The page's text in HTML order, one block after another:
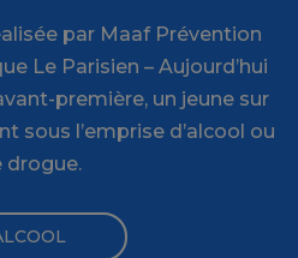
par Maaf Prévention
Le Parisien – Aujourd’hui
première, un jeune sur
sous l’emprise d’alcool ou
drogue.